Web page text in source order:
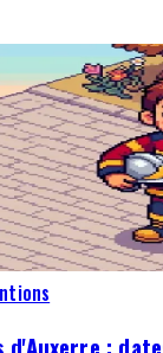
d'Auxerre :